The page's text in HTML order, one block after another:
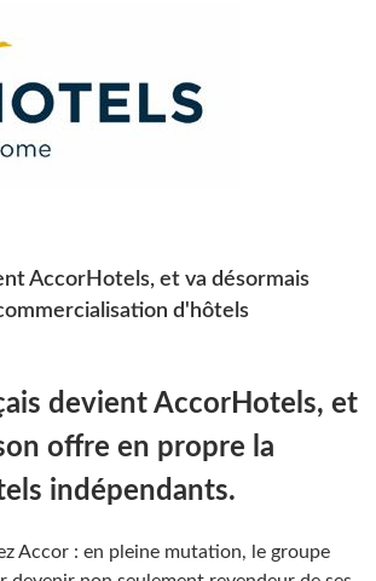
AccorHotels, et va désormais
d'hôtels
devient AccorHotels, et
offre en propre la
indépendants.
Accor : en pleine mutation, le groupe